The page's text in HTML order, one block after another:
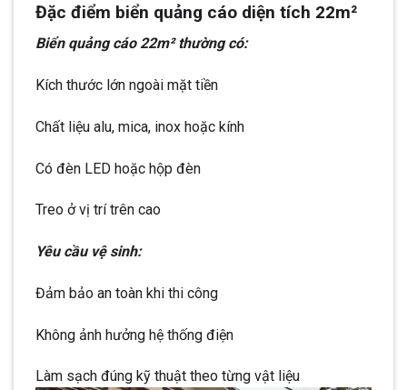
Đặc điểm biển quảng cáo diện tích 22m²
Biển quảng cáo 22m² thường có:
Kích thước lớn ngoài mặt tiền
Chất liệu alu, mica, inox hoặc kính
Có đèn LED hoặc hộp đèn
Treo ở vị trí trên cao
Yêu cầu vệ sinh:
Đảm bảo an toàn khi thi công
Không ảnh hưởng hệ thống điện
Làm sạch đúng kỹ thuật theo từng vật liệu